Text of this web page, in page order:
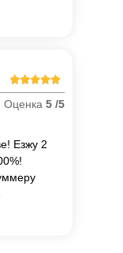
Оценка 5 /5
Езжу 2